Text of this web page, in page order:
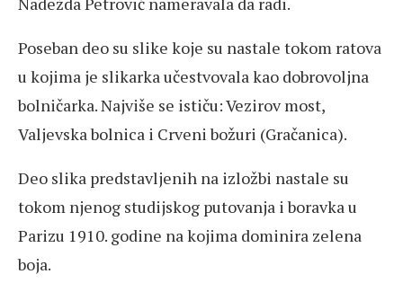
Poseban deo su slike koje su nastale tokom ratova
u kojima je slikarka učestvovala kao dobrovoljna
bolničarka. Najviše se ističu: Vezirov most,
Valjevska bolnica i Crveni božuri (Gračanica).
Deo slika predstavljenih na izložbi nastale su
tokom njenog studijskog putovanja i boravka u
Parizu 1910. godine na kojima dominira zelena
boja.